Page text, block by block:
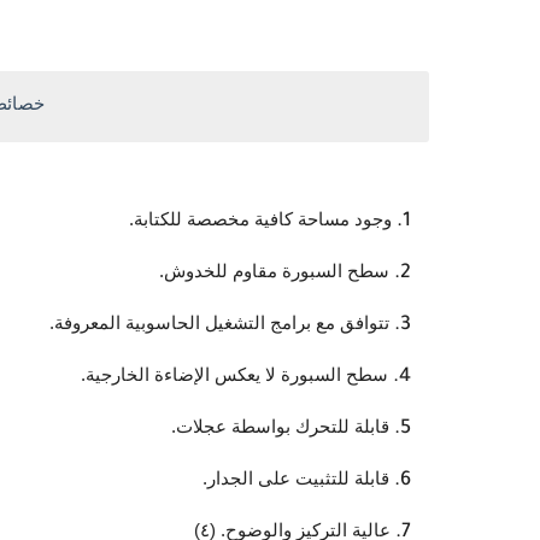
وجود مساحة كافية مخصصة للكتابة.
سطح السبورة مقاوم للخدوش.
تتوافق مع برامج التشغيل الحاسوبية المعروفة.
سطح السبورة لا يعكس الإضاءة الخارجية.
قابلة للتحرك بواسطة عجلات.
قابلة للتثبيت على الجدار.
عالية التركيز والوضوح. (٤)